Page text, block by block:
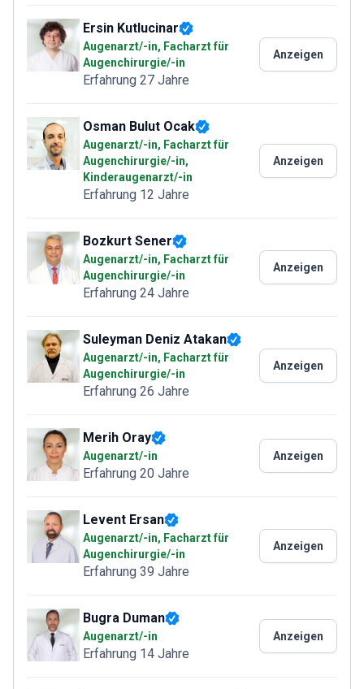
Ersin Kutlucinar
Augenarzt/-in, Facharzt für
Augenchirurgie/-in
Erfahrung 27 Jahre
Anzeigen
Osman Bulut Ocak
Augenarzt/-in, Facharzt für
Augenchirurgie/-in,
Kinderaugenarzt/-in
Erfahrung 12 Jahre
Anzeigen
Bozkurt Sener
Augenarzt/-in, Facharzt für
Augenchirurgie/-in
Erfahrung 24 Jahre
Anzeigen
Suleyman Deniz Atakan
Augenarzt/-in, Facharzt für
Augenchirurgie/-in
Erfahrung 26 Jahre
Anzeigen
Merih Oray
Augenarzt/-in
Erfahrung 20 Jahre
Anzeigen
Levent Ersan
Augenarzt/-in, Facharzt für
Augenchirurgie/-in
Erfahrung 39 Jahre
Anzeigen
Bugra Duman
Augenarzt/-in
Erfahrung 14 Jahre
Anzeigen